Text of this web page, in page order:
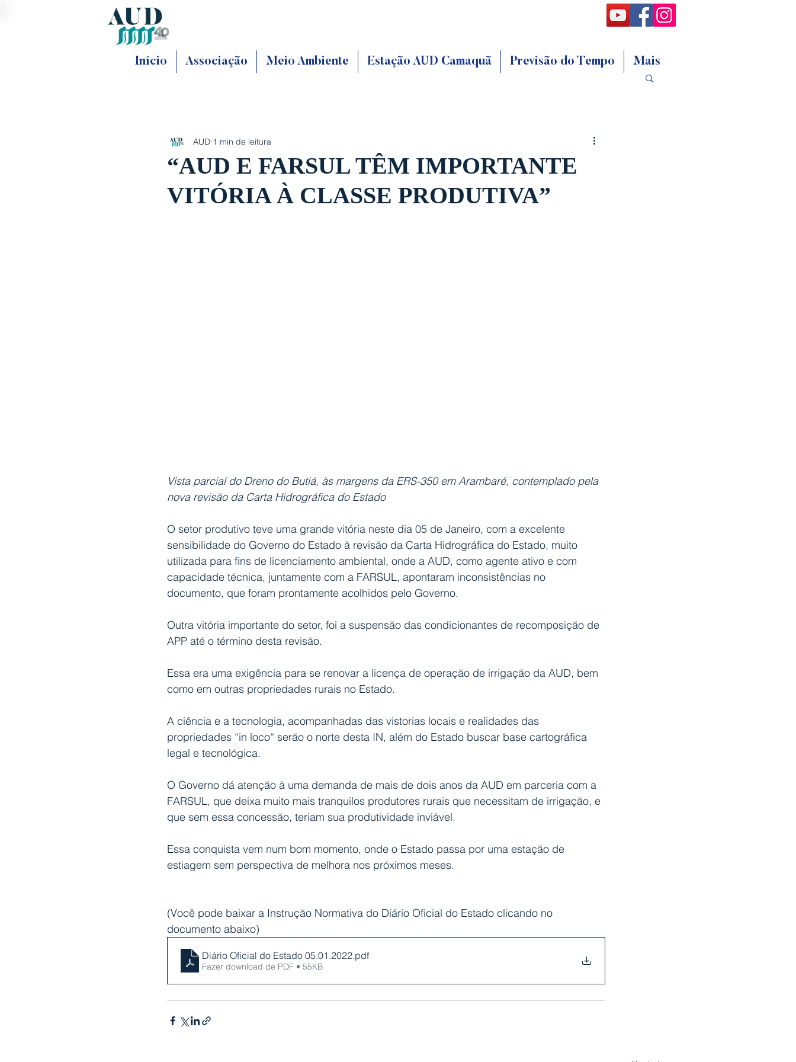
Início Associação Meio Ambiente Estação AUD Camaquã Previsão do Tempo Mais
“AUD E FARSUL TÊM IMPORTANTE
VITÓRIA À CLASSE PRODUTIVA”
AUD 1 min de leitura
Vista parcial do Dreno do Butiá, às margens da ERS-350 em Arambaré, contemplado pela
nova revisão da Carta Hidrográfica do Estado
O setor produtivo teve uma grande vitória neste dia 05 de Janeiro, com a excelente
sensibilidade do Governo do Estado à revisão da Carta Hidrográfica do Estado, muito
utilizada para fins de licenciamento ambiental, onde a AUD, como agente ativo e com
capacidade técnica, juntamente com a FARSUL, apontaram inconsistências no
documento, que foram prontamente acolhidos pelo Governo.
Outra vitória importante do setor, foi a suspensão das condicionantes de recomposição de
APP até o término desta revisão.
Essa era uma exigência para se renovar a licença de operação de irrigação da AUD, bem
como em outras propriedades rurais no Estado.
A ciência e a tecnologia, acompanhadas das vistorias locais e realidades das
propriedades “in loco“ serão o norte desta IN, além do Estado buscar base cartográfica
legal e tecnológica.
O Governo dá atenção à uma demanda de mais de dois anos da AUD em parceria com a
FARSUL, que deixa muito mais tranquilos produtores rurais que necessitam de irrigação, e
que sem essa concessão, teriam sua produtividade inviável.
Essa conquista vem num bom momento, onde o Estado passa por uma estação de
estiagem sem perspectiva de melhora nos próximos meses.
(Você pode baixar a Instrução Normativa do Diário Oficial do Estado clicando no
documento abaixo)
Diário Oficial do Estado 05.01.2022.pdf
Fazer download de PDF • 55KB